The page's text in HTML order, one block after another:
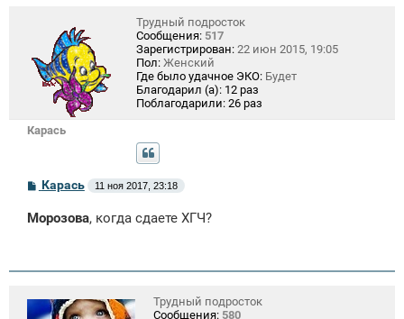
Карась
Трудный подросток
Сообщения: 517
Зарегистрирован: 22 июн 2015, 19:05
Пол: Женский
Где было удачное ЭКО: Будет
Благодарил (а): 12 раз
Поблагодарили: 26 раз
С
б
и
Карась 11 ноя 2017, 23:18
Морозова, когда сдаете ХГЧ?
Трудный подросток
Сообщения: 580